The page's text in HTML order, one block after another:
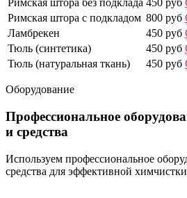
Римская штора без подклада 450 руб
Римская штора с подкладом 800 руб
Ламбрекен
450 руб
Тюль (синтетика)
450 руб
Тюль (натуральная ткань)
450 руб
Оборудование
Профессиональное
и средства
Используем профессиональное
средства для эффективной